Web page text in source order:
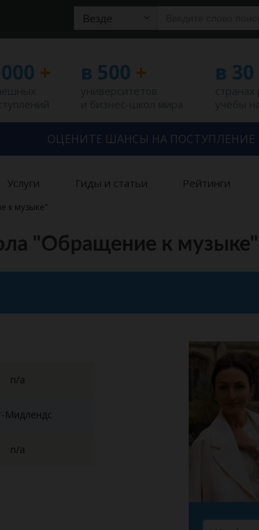
Везде
+ в 500 + в 30
ОЦЕНИТЕ ШАНСЫ НА ПОСТУПЛЕНИЕ
Услуги Гиды и статьи Рейтинги
к музыке"
"Обращение к музыке"
n/a
Мидлендс
n/a